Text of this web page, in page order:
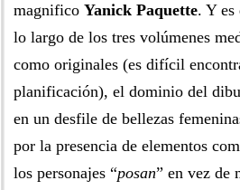
magnifico Yanick Paquette. Y es
lo largo de los tres volúmenes
como originales (es difícil
planificación), el dominio del
en un desfile de bellezas
por la presencia de elementos
los personajes “posan” en vez de